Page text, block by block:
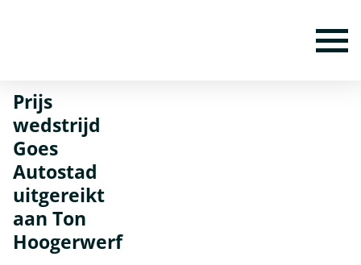
Prijs
wedstrijd
Goes
Autostad
uitgereikt
aan Ton
Hoogerwerf